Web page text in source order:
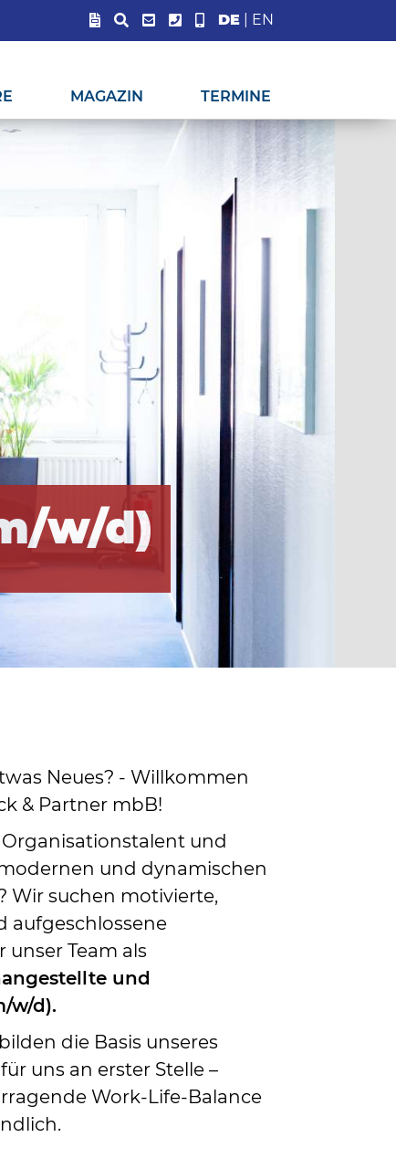
DE| EN
MAGAZIN TERMINE
w/d)
Neues? - Willkommen
& Partner mbB!
und
und dynamischen
Wir suchen motivierte,
aufgeschlossene
Team als
und
w/d).
die Basis unseres
uns an erster Stelle –
Work-Life-Balance